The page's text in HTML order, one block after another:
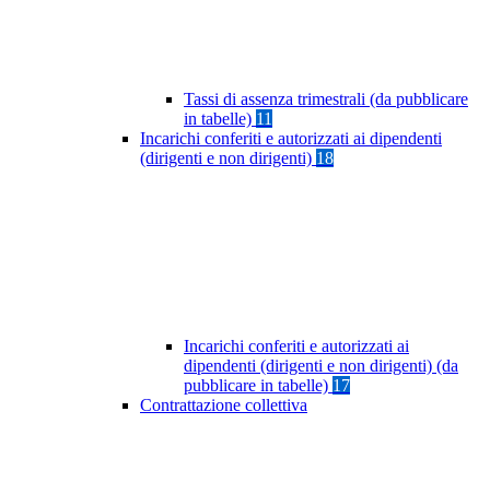
Tassi di assenza trimestrali (da pubblicare
in tabelle) 11
Incarichi conferiti e autorizzati ai dipendenti
(dirigenti e non dirigenti) 18
Incarichi conferiti e autorizzati ai
dipendenti (dirigenti e non dirigenti) (da
pubblicare in tabelle) 17
Contrattazione collettiva